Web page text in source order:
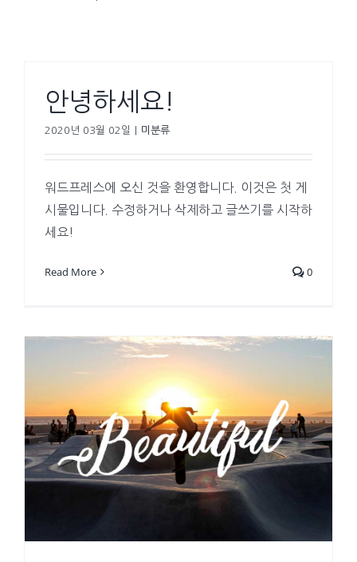
안녕하세요!
2020년 03월 02일 미분류
워드프레스에 오신 것을 환영합니다. 이것은 첫 게
시물입니다. 수정하거나 삭제하고 글쓰기를 시작하
세요!
Read More 0